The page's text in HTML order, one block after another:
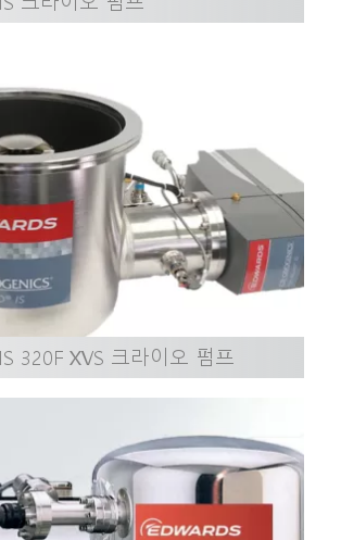
320F XVS 크라이오 펌프